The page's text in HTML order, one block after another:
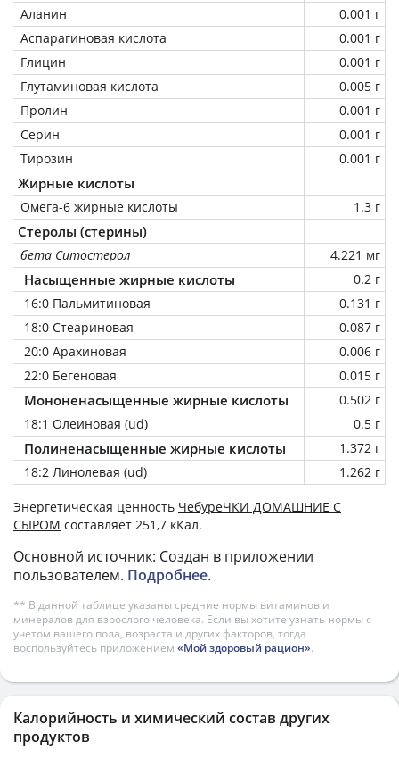
Аланин
0.001 г
Аспарагиновая кислота
0.001 г
Глицин
0.001 г
Глутаминовая кислота
0.005 г
Пролин
0.001 г
Серин
0.001 г
Тирозин
0.001 г
Жирные кислоты
Омега-6 жирные кислоты 1.3 г
Стеролы (стерины)
бета Ситостерол 4.221 мг
Насыщенные жирные кислоты
0.2 г
16:0 Пальмитиновая
0.131 г
18:0 Стеариновая
0.087 г
20:0 Арахиновая
0.006 г
22:0 Бегеновая
0.015 г
Мононенасыщенные жирные кислоты
0.502 г
18:1 Олеиновая (ud)
0.5 г
Полиненасыщенные жирные кислоты
1.372 г
18:2 Линолевая (ud)
1.262 г
Энергетическая ценность ЧебуреЧКИ ДОМАШНИЕ С
СЫРОМ составляет 251,7 кКал.
Основной источник: Создан в приложении
пользователем. Подробнее.
** В данной таблице указаны средние нормы витаминов и
минералов для взрослого человека. Если вы хотите узнать нормы с
учетом вашего пола, возраста и других факторов, тогда
воспользуйтесь приложением «Мой здоровый рацион».
Калорийность и химический состав других
продуктов